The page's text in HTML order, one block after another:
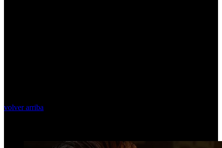
volver arriba